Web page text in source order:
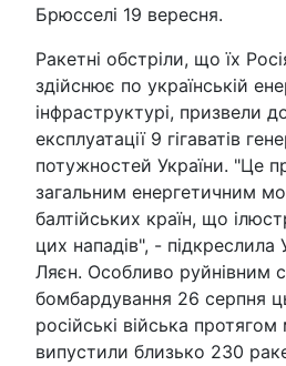
Брюсселі 19 вересня.
Ракетні обстріли, що їх
здійснює по українській
інфраструктурі, призвели
експлуатації 9 гігаватів
потужностей України. "Це
загальним енергетичним
балтійських країн, що
цих нападів", -
Ляєн. Особливо руйнівним
бомбардування 26 серпня
російські війська
випустили близько 230